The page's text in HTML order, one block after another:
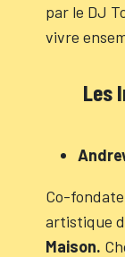
par le DJ
vivre
Les
Co-
artistique
Maison.